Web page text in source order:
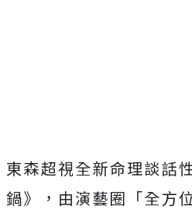
東森超視全新命理談話
鍋》，由演藝圈「全方